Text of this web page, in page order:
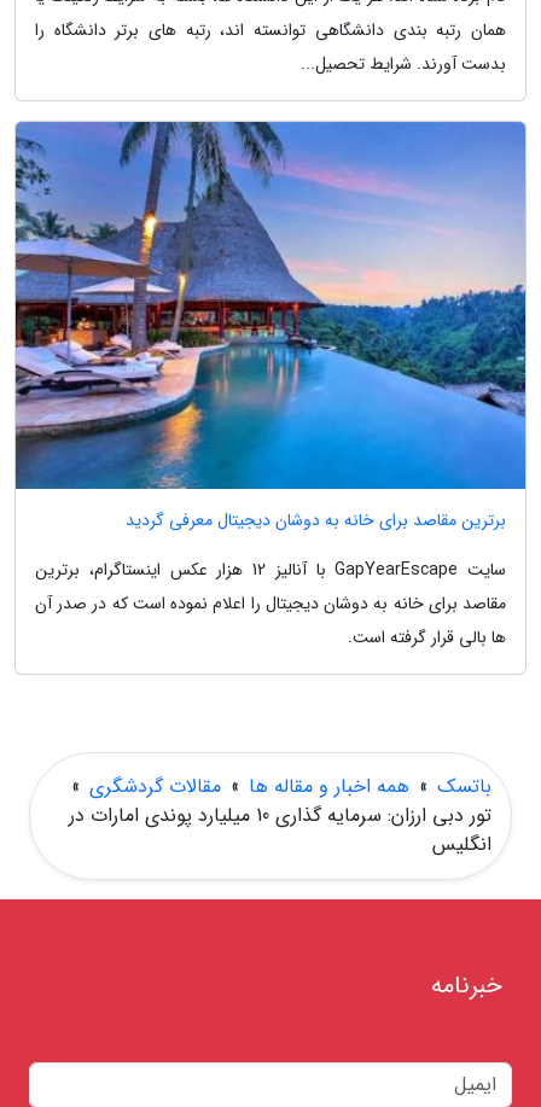
همان رتبه بندی دانشگاهی توانسته اند، رتبه های برتر دانشگاه را
بدست آورند. شرایط تحصیل...
برترین مقاصد برای خانه به دوشان دیجیتال معرفی گردید
سایت GapYearEscape با آنالیز 12 هزار عکس اینستاگرام، برترین
مقاصد برای خانه به دوشان دیجیتال را اعلام نموده است که در صدر آن
ها بالی قرار گرفته است.
باتسک » همه اخبار و مقاله ها » مقالات گردشگری »
تور دبی ارزان: سرمایه گذاری 10 میلیارد پوندی امارات در
انگلیس
خبرنامه